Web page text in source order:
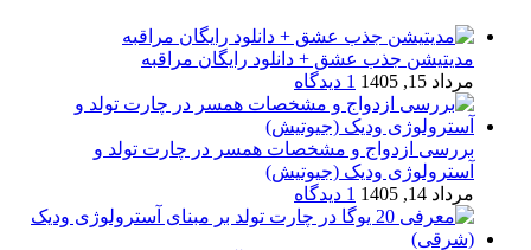
مدیتیشن جذب عشق + دانلود رایگان مراقبه
مرداد 15, 1405
1 دیدگاه
بررسی ازدواج و مشخصات همسر در چارت تولد و
آسترولوژی ودیک (جیوتیش)
مرداد 14, 1405
1 دیدگاه